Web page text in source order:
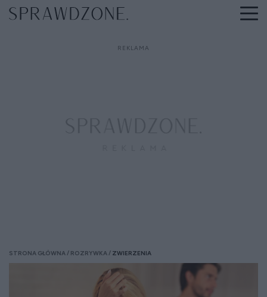
STRONA GŁÓWNA ROZRYWKA ZWIERZENIA